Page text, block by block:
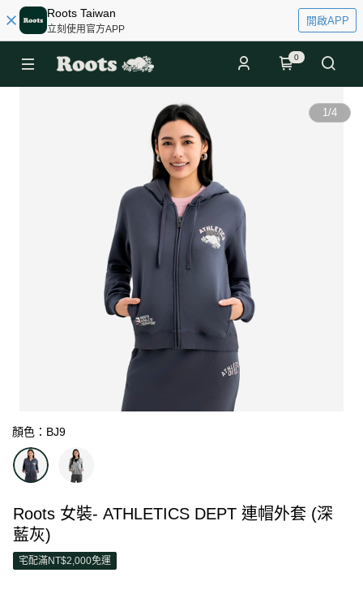
Roots Taiwan
立刻使用官方APP
開啟APP
0
1/4
顏色：BJ9
Roots 女裝- ATHLETICS DEPT 連帽外套 (深
藍灰)
宅配滿NT$2,000免運